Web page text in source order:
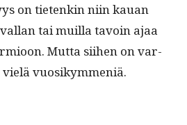
on tietenkin niin kauan
tai muil­la tavoin ajaa
Mut­ta siihen on var­
vuosikymmeniä.